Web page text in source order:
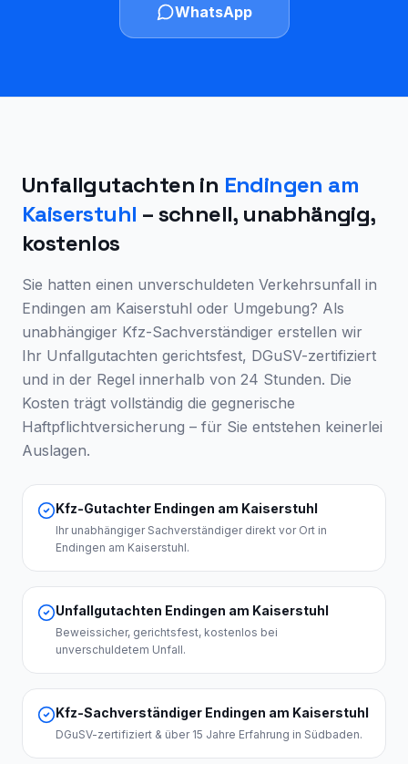
WhatsApp
Unfallgutachten in Endingen am
Kaiserstuhl – schnell, unabhängig,
kostenlos
Sie hatten einen unverschuldeten Verkehrsunfall in
Endingen am Kaiserstuhl oder Umgebung? Als
unabhängiger Kfz-Sachverständiger erstellen wir
Ihr Unfallgutachten gerichtsfest, DGuSV-zertifiziert
und in der Regel innerhalb von 24 Stunden. Die
Kosten trägt vollständig die gegnerische
Haftpflichtversicherung – für Sie entstehen keinerlei
Auslagen.
Kfz-Gutachter Endingen am Kaiserstuhl
Ihr unabhängiger Sachverständiger direkt vor Ort in
Endingen am Kaiserstuhl.
Unfallgutachten Endingen am Kaiserstuhl
Beweissicher, gerichtsfest, kostenlos bei
unverschuldetem Unfall.
Kfz-Sachverständiger Endingen am Kaiserstuhl
DGuSV-zertifiziert & über 15 Jahre Erfahrung in Südbaden.